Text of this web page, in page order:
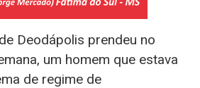
Deodápolis prendeu no
um homem que estava
de regime de